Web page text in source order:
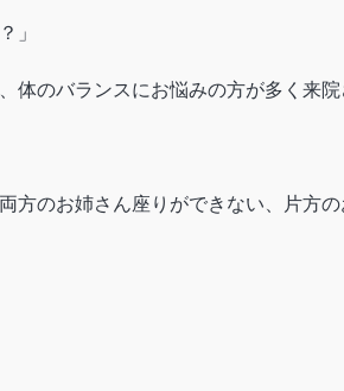
」
体のバランスにお悩みの方が多く来
方のお姉さん座りができない、片方の